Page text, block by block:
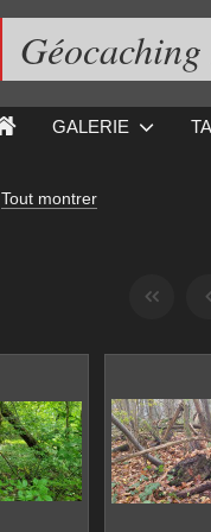
GALERIE
Tout montrer